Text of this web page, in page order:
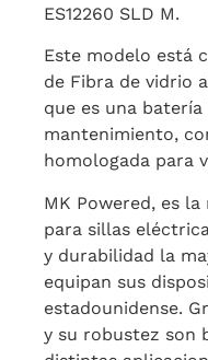
ES12260 SLD M.
Este modelo está
de Fibra de vidrio
que es una
mantenimiento,
homologada para
MK Powered, es
para sillas
y durabilidad la
equipan sus
estadounidense.
y su robustez son